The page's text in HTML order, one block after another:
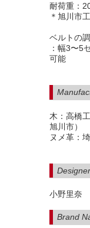
耐荷重：
＊旭川市
ベルトの
：幅3〜5
可能
木：高橋
旭川市）
ヌメ革：
Designer
小野里奈
Brand